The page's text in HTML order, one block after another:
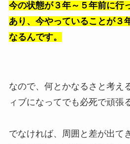
今の状態が３年～５年前に行
あり、今やっていることが３
なるんです。
なので、何とかなるさと考え
ィブになってでも必死で頑張
でなければ、周囲と差が出て